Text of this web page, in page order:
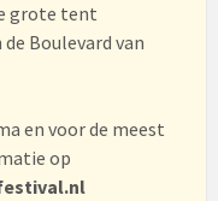
grote tent
Boulevard van
en voor de meest
op